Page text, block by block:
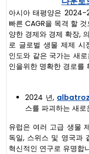
아시아 태평양은 2024-
빠른 CAGR을 목격 할
양한 경제와 경제 확장,
로 글로벌 생물 제제 시
인도와 같은 국가는 새
인을위한 명확한 경로를
2024 년, albatroz
스를 파괴하는 새
유럽은 여러 고급 생물
독일, 스위스 및 영국과
혁신적인 연구로 유명합